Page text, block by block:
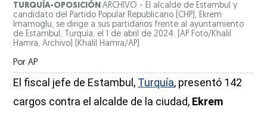
TURQUÍA-OPOSICIÓNARCHIVO - El alcalde de Estambul y
candidato del Partido Popular Republicano (CHP), Ekrem
Imamoglu, se dirige a sus partidarios frente al ayuntamiento
de Estambul, Turquía, el 1 de abril de 2024. (AP Foto/Khalil
Hamra, Archivo)
(Khalil Hamra/AP)
Por AP
El fiscal jefe de Estambul, Turquía, presentó 142
cargos contra el alcalde de la ciudad, Ekrem